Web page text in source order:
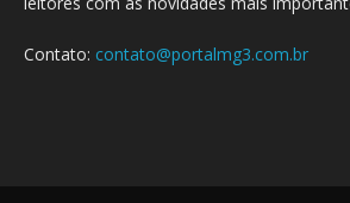
Contato: contato@portalmg3.com.br